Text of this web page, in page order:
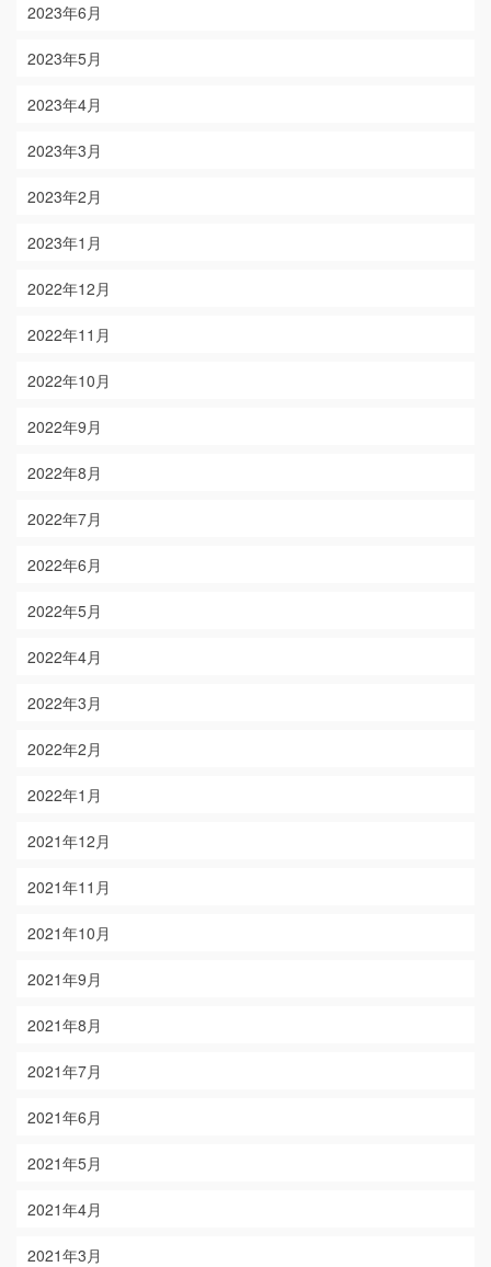
2023年6月
2023年5月
2023年4月
2023年3月
2023年2月
2023年1月
2022年12月
2022年11月
2022年10月
2022年9月
2022年8月
2022年7月
2022年6月
2022年5月
2022年4月
2022年3月
2022年2月
2022年1月
2021年12月
2021年11月
2021年10月
2021年9月
2021年8月
2021年7月
2021年6月
2021年5月
2021年4月
2021年3月